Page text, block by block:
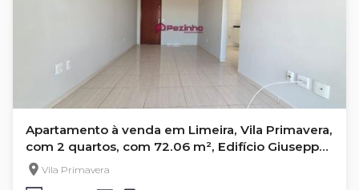
Apartamento à venda em Limeira, Vila Primavera,
com 2 quartos, com 72.06 m², Edifício Giuseppe
Ponzo
Vila Primavera